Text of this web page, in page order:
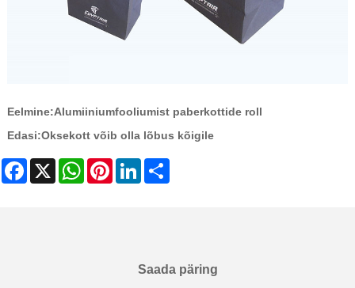
Eelmine:Alumiiniumfooliumist paberkottide roll
Edasi:Oksekott võib olla lõbus kõigile
Facebook
X WhatsAppPinterestLinkedIn
Saada päring